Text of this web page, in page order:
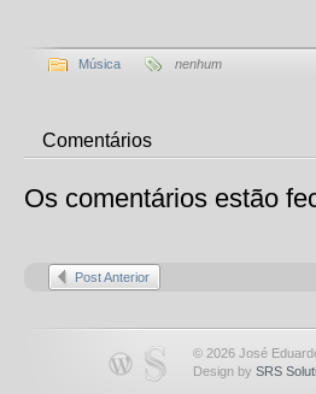
Música nenhum
Comentários
Os comentários estão
Post Anterior
© 2026 José
Design by SRS